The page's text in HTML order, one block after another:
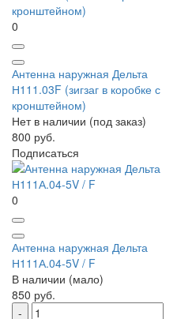
0
Антенна наружная Дельта
Н111.03F (зигзаг в коробке с
кронштейном)
Нет в наличии (под заказ)
800 руб.
Подписаться
0
Антенна наружная Дельта
Н111А.04-5V / F
В наличии (мало)
850 руб.